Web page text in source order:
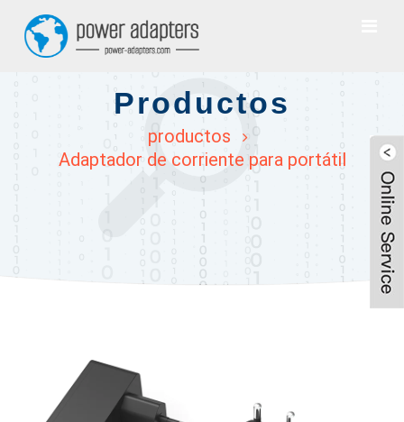
Productos
productos
Adaptador de corriente para portátil